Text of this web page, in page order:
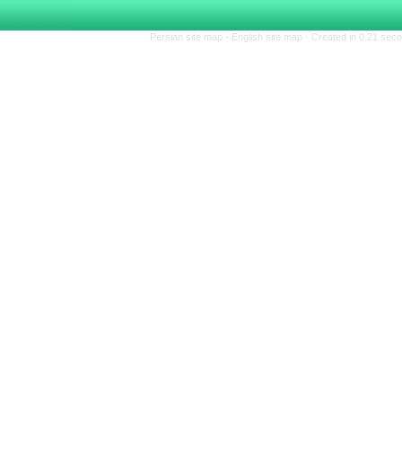
Persian site map -